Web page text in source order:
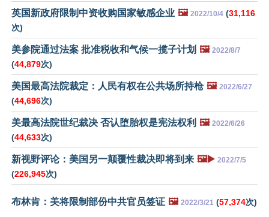
英国新政府限制中资收购国家敏感企业 🖼️ 2022/10/4 (31,116
次)
美参院通过法案 批准税收和气候一揽子计划 🖼️ 2022/8/7
(44,879次)
美国最高法院裁定：人民有权在公共场所持枪 🖼️ 2022/6/27
(44,696次)
美最高法院世纪裁决 否认堕胎权是宪法权利 🖼️ 2022/6/26
(44,633次)
新视野评论：美国另一颠覆性裁决即将到来 🖼️▶️ 2022/7/5
(226,945次)
布林肯：美将限制部份中共官员签证 🖼️ 2022/3/21 (57,374次)